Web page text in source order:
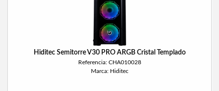
Hiditec Semitorre V30 PRO ARGB Cristal Templado
Referencia: CHA010028
Marca: Hiditec